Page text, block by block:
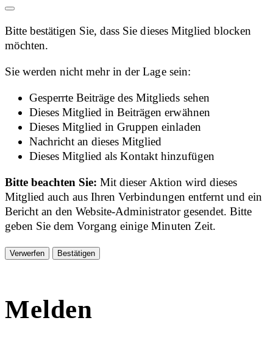
Bitte bestätigen Sie, dass Sie dieses Mitglied blocken
möchten.
Sie werden nicht mehr in der Lage sein:
Gesperrte Beiträge des Mitglieds sehen
Dieses Mitglied in Beiträgen erwähnen
Dieses Mitglied in Gruppen einladen
Nachricht an dieses Mitglied
Dieses Mitglied als Kontakt hinzufügen
Bitte beachten Sie:Mit dieser Aktion wird dieses
Mitglied auch aus Ihren Verbindungen entfernt und ein
Bericht an den Website-Administrator gesendet. Bitte
geben Sie dem Vorgang einige Minuten Zeit.
Bestätigen
Melden